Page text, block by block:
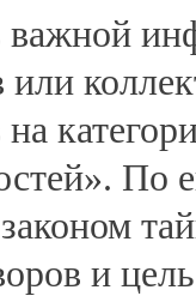
важной
или
По
и